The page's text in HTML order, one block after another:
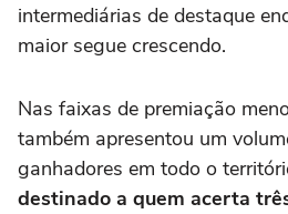
intermediárias de destaque
maior segue crescendo.
Nas faixas de premiação
também apresentou um
ganhadores em todo o
destinado a quem acerta